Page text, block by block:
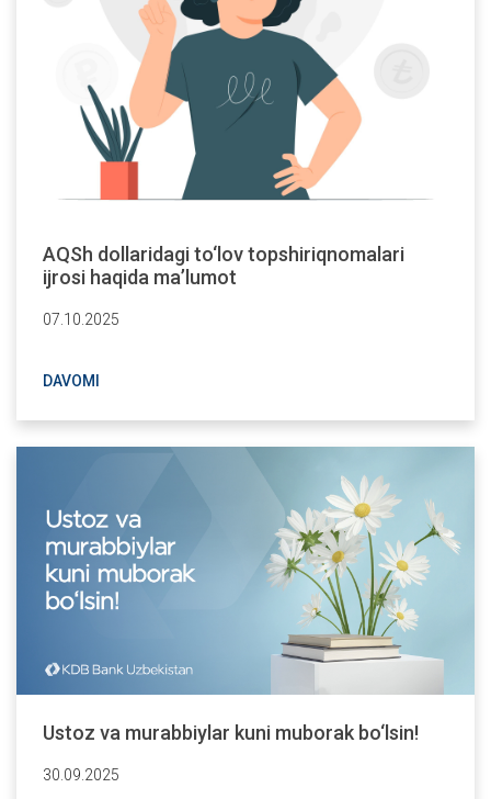
AQSh dollaridagi to‘lov topshiriqnomalari
ijrosi haqida ma’lumot
07.10.2025
DAVOMI
Ustoz va murabbiylar kuni muborak bo‘lsin!
30.09.2025